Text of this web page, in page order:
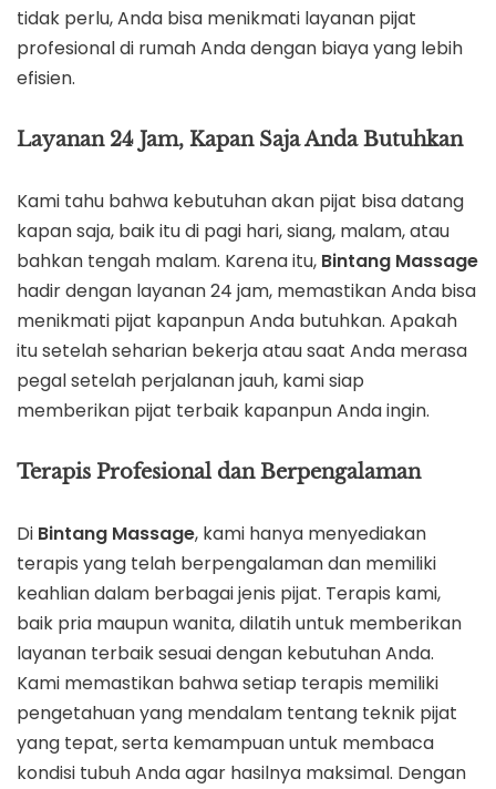
tidak perlu, Anda bisa menikmati layanan pijat
profesional di rumah Anda dengan biaya yang lebih
efisien.
Layanan 24 Jam, Kapan Saja Anda Butuhkan
Kami tahu bahwa kebutuhan akan pijat bisa datang
kapan saja, baik itu di pagi hari, siang, malam, atau
bahkan tengah malam. Karena itu, Bintang Massage
hadir dengan layanan 24 jam, memastikan Anda bisa
menikmati pijat kapanpun Anda butuhkan. Apakah
itu setelah seharian bekerja atau saat Anda merasa
pegal setelah perjalanan jauh, kami siap
memberikan pijat terbaik kapanpun Anda ingin.
Terapis Profesional dan Berpengalaman
Di Bintang Massage, kami hanya menyediakan
terapis yang telah berpengalaman dan memiliki
keahlian dalam berbagai jenis pijat. Terapis kami,
baik pria maupun wanita, dilatih untuk memberikan
layanan terbaik sesuai dengan kebutuhan Anda.
Kami memastikan bahwa setiap terapis memiliki
pengetahuan yang mendalam tentang teknik pijat
yang tepat, serta kemampuan untuk membaca
kondisi tubuh Anda agar hasilnya maksimal. Dengan